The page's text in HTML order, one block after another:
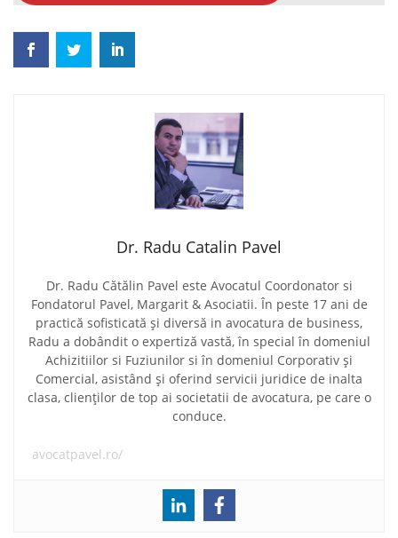
Dr. Radu Catalin Pavel
Dr. Radu Cătălin Pavel este Avocatul Coordonator si
Fondatorul Pavel, Margarit & Asociatii. În peste 17 ani de
practică sofisticată și diversă in avocatura de business,
Radu a dobândit o expertiză vastă, în special în domeniul
Achizitiilor si Fuziunilor si în domeniul Corporativ și
Comercial, asistând și oferind servicii juridice de inalta
clasa, clienților de top ai societatii de avocatura, pe care o
conduce.
avocatpavel.ro/